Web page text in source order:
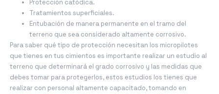
Protección catódica.
Tratamientos superficiales.
Entubación de manera permanente en el tramo del
terreno que sea considerado altamente corrosivo.
Para saber qué tipo de protección necesitan los micropilotes
que tienes en tus cimientos es importante realizar un estudio al
terreno que determinará el grado corrosivo y las medidas que
debes tomar para protegerlos, estos estudios los tienes que
realizar con personal altamente capacitado, tomando en